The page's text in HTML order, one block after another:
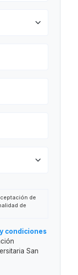
de
de
Pablo CEU
o
la
condiciones
San